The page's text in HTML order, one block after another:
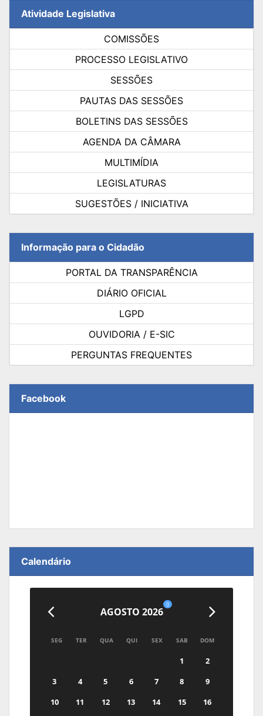
Atividade Legislativa
COMISSÕES
PROCESSO LEGISLATIVO
SESSÕES
PAUTAS DAS SESSÕES
BOLETINS DAS SESSÕES
AGENDA DA CÂMARA
MULTIMÍDIA
LEGISLATURAS
SUGESTÕES / INICIATIVA
Informação para o Cidadão
PORTAL DA TRANSPARÊNCIA
DIÁRIO OFICIAL
LGPD
OUVIDORIA / E-SIC
PERGUNTAS FREQUENTES
Facebook
Calendário
AGOSTO 2026
0
SEG TER QUA QUI SEX SAB DOM
1
2
3
4 5 6 7 8
9
10
11 12 13 14 15
16